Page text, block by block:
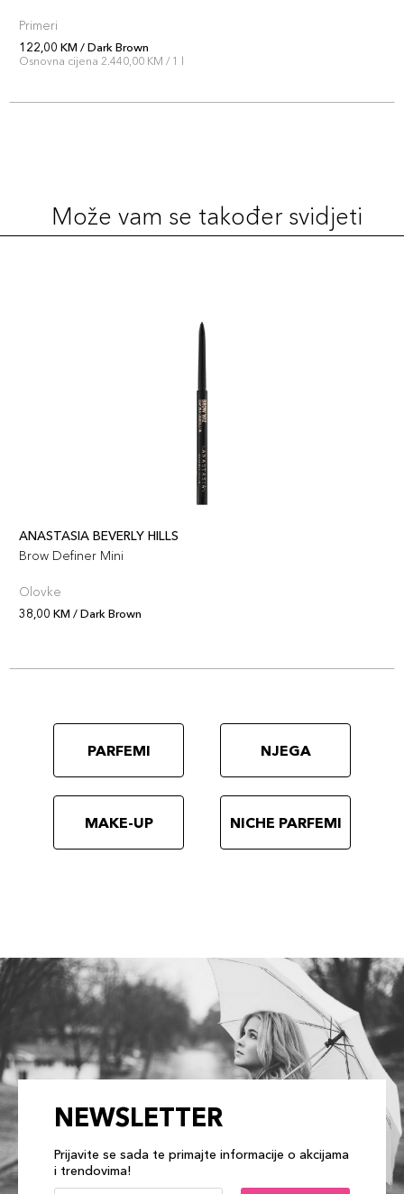
Primeri
122,00 KM / Dark Brown
Osnovna cijena 2.440,00 KM / 1 l
Može vam se također svidjeti
ANASTASIA BEVERLY HILLS
Brow Definer Mini
Olovke
38,00 KM / Dark Brown
PARFEMI NJEGA
MAKE-UP NICHE PARFEMI
NEWSLETTER
Prijavite se sada te primajte informacije o akcijama
i trendovima!